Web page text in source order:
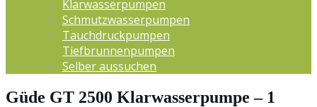
Klarwasserpumpen
Schmutzwasserpumpen
Tauchdruckpumpen
Tiefbrunnenpumpen
Selber aussuchen
Güde GT 2500 Klarwasserpumpe – 1